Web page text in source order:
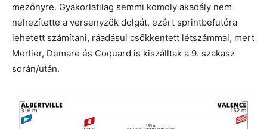
mezőnyre. Gyakorlatilag semmi komoly akadály nem
nehezítette a versenyzők dolgát, ezért sprintbefutóra
lehetett számítani, ráadásul csökkentett létszámmal, mert
Merlier, Demare és Coquard is kiszálltak a 9. szakasz
során/után.